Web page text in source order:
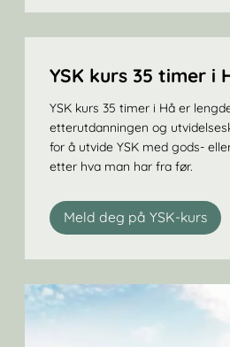
YSK kurs 35 timer i
YSK kurs 35 timer i Hå er
etterutdanningen og
for å utvide YSK med gods-
etter hva man har fra før.
Meld deg på YSK-kurs